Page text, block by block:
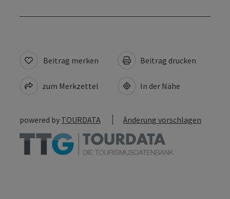
Beitrag merken
zum Merkzettel
Beitrag drucken
In der Nähe
powered by TOURDATA Änderung vorschlagen